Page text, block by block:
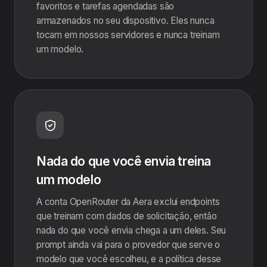
favoritos e tarefas agendadas são
armazenados no seu dispositivo. Eles nunca
tocam em nossos servidores e nunca treinam
um modelo.
Nada do que você envia treina
um modelo
A conta OpenRouter da Aera exclui endpoints
que treinam com dados de solicitação, então
nada do que você envia chega a um deles. Seu
prompt ainda vai para o provedor que serve o
modelo que você escolheu, e a política desse